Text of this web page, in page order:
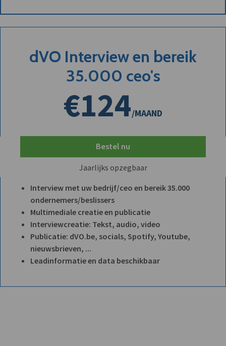
dVO Interview en bereik
35.000 ceo's
€124/MAAND
Bestel nu
Jaarlijks opzegbaar
Interview met uw bedrijf/ceo en bereik 35.000
ondernemers/beslissers
Multimediale creatie en publicatie
Interviewcreatie: Tekst, audio, video
Publicatie: dVO.be, socials, Spotify, Youtube,
nieuwsbrieven, ...
Leadinformatie en data beschikbaar